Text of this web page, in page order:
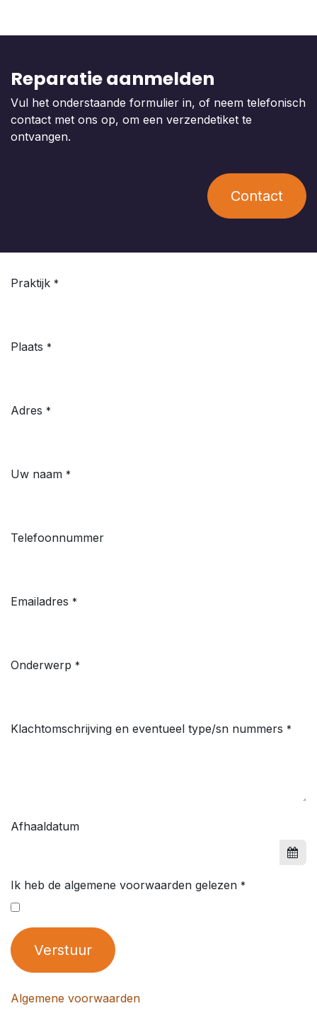
Reparatie aanmelden
Vul het onderstaande formulier in, of neem telefonisch
contact met ons op, om een verzendetiket te
ontvangen.
Contact
Praktijk *
Plaats *
Adres *
Uw naam *
Telefoonnummer
Emailadres *
Onderwerp *
Klachtomschrijving en eventueel type/sn nummers *
Afhaaldatum
Ik heb de algemene voorwaarden gelezen *
Verstuur
Algemene voorwaarden